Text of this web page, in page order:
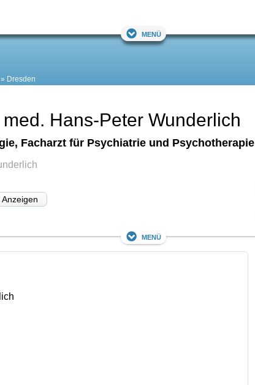
Menü
Dresden
Hans-Peter Wunderlich
Facharzt für Psychiatrie und Psychotherapie
Anzeigen
Menü